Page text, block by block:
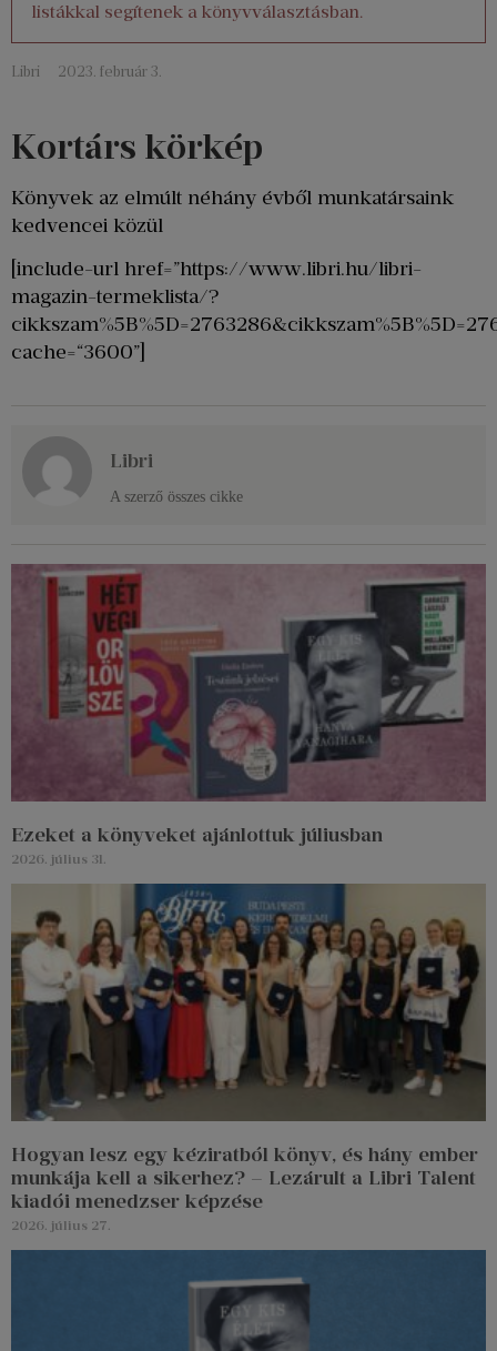
listákkal segítenek a könyvválasztásban.
Libri 2023. február 3.
Kortárs körkép
Könyvek az elmúlt néhány évből munkatársaink
kedvencei közül
[include-url href=”https://www.libri.hu/libri-
magazin-termeklista/?
cache=“3600”]
Libri
A szerző összes cikke
Ezeket a könyveket ajánlottuk júliusban
2026. július 31.
Hogyan lesz egy kéziratból könyv, és hány ember
munkája kell a sikerhez? – Lezárult a Libri Talent
kiadói menedzser képzése
2026. július 27.